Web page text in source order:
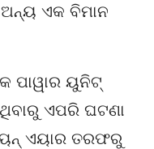
ଅନ୍ୟ ଏକ ବିମାନ
ପାୱାର ୟୁନିଟ୍
ଏପରି ଘଟଣା
ଏୟାର ତରଫରୁ